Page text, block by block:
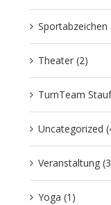
Sportabzeichen
Theater (2)
TurnTeam
Uncategorized
Veranstaltung
Yoga (1)